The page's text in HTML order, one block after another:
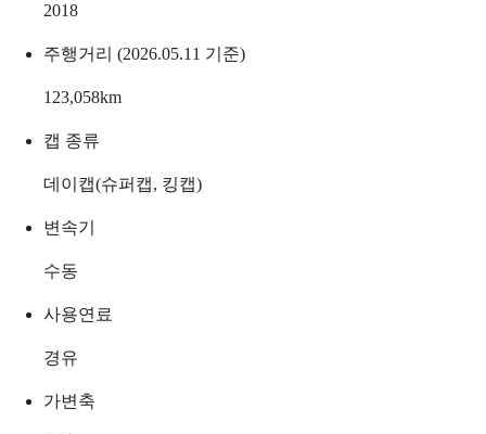
2018
주행거리 (2026.05.11 기준)
123,058km
캡 종류
데이캡(슈퍼캡, 킹캡)
변속기
수동
사용연료
경유
가변축